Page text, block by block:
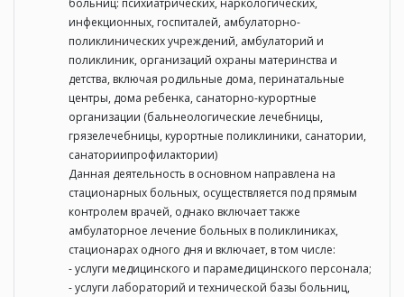
больниц: психиатрических, наркологических,
инфекционных, госпиталей, амбулаторно-
поликлинических учреждений, амбулаторий и
поликлиник, организаций охраны материнства и
детства, включая родильные дома, перинатальные
центры, дома ребенка, санаторно-курортные
организации (бальнеологические лечебницы,
грязелечебницы, курортные поликлиники, санатории,
санаториипрофилактории)
Данная деятельность в основном направлена на
стационарных больных, осуществляется под прямым
контролем врачей, однако включает также
амбулаторное лечение больных в поликлиниках,
стационарах одного дня и включает, в том числе:
- услуги медицинского и парамедицинского персонала;
- услуги лабораторий и технической базы больниц,